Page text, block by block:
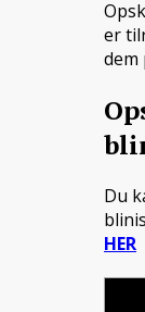
er
dem
Du
HER